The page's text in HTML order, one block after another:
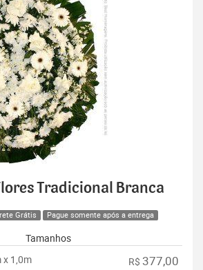
Tradicional Branca
Grátis Pague somente após a entrega
Tamanhos
x 1,0m
R$ 377,00